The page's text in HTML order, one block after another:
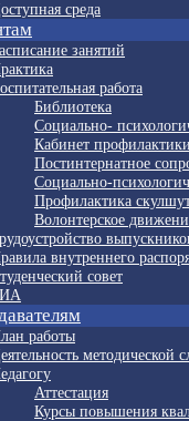
среда
занятий
работа
Библиотека
Социально-
Кабинет профилактики
Постинтернатное
Социально-
Профилактика
Волонтерское
внутреннего
совет
работы
методической
Аттестация
Курсы повышения